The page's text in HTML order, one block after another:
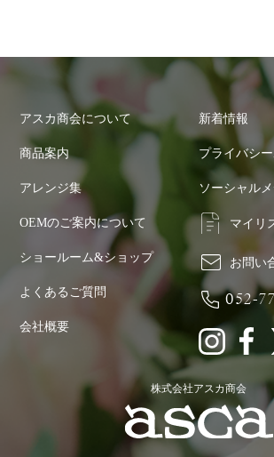
アスカ商会について
商品案内
アレンジ集
OEMのご案内について
ショールーム&ショップ
よくあるご質問
会社概要
新着情報
プライバシ
ソーシャル
マイリ
お問い
052-
株式会社アスカ商会